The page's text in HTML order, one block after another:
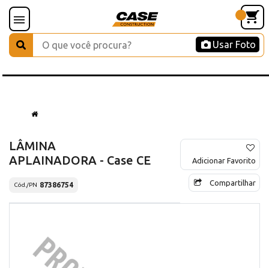
Usar Foto
LÂMINA
APLAINADORA - Case CE
Cód./PN 87386754
Adicionar Favorito
Compartilhar